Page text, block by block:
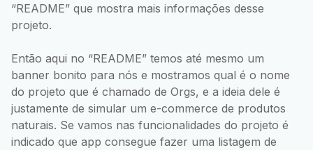
“README” que mostra mais informações desse
projeto.
Então aqui no “README” temos até mesmo um
banner bonito para nós e mostramos qual é o nome
do projeto que é chamado de Orgs, e a ideia dele é
justamente de simular um e-commerce de produtos
naturais. Se vamos nas funcionalidades do projeto é
indicado que app consegue fazer uma listagem de